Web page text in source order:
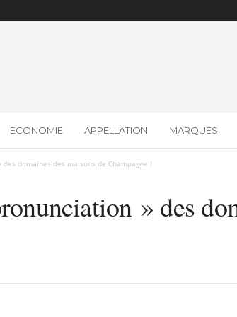
ECONOMIE APPELLATION MARQUES
domaines des maisons de Champagne !
» des